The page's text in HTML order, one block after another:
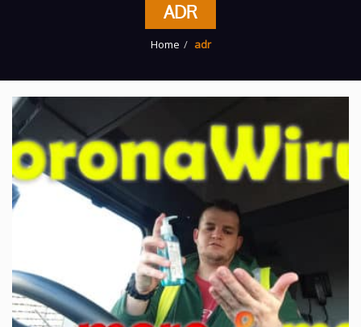
ADR
Home adr